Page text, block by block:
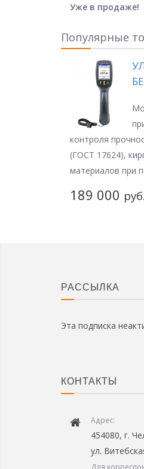
Уже в продаже!
Популярные
контроля
(ГОСТ 17624),
материалов при
189 000 руб.
РАССЫЛКА
Эта подписка
КОНТАКТЫ
Адрес:
454080, г.
ул.
Для